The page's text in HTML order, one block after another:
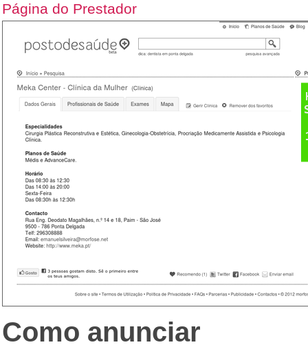
Página do Prestador
Como anunciar